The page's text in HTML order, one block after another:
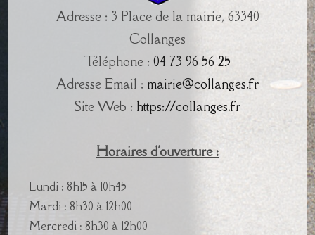
Adresse : 3 Place de la mairie, 63340
Collanges
Téléphone : 04 73 96 56 25
Adresse Email : mairie@collanges.fr
Site Web : https://collanges.fr
Horaires d'ouverture :
Lundi : 8h15 à 10h45
Mardi : 8h30 à 12h00
Mercredi : 8h30 à 12h00